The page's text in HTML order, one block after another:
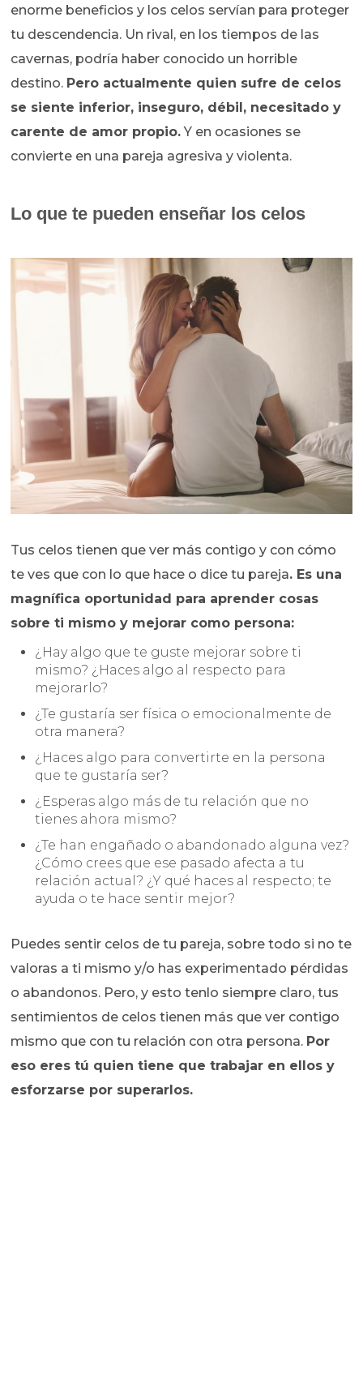
enorme beneficios y los celos servían para proteger
tu descendencia. Un rival, en los tiempos de las
cavernas, podría haber conocido un horrible
destino. Pero actualmente quien sufre de celos
se siente inferior, inseguro, débil, necesitado y
carente de amor propio.Y en ocasiones se
convierte en una pareja agresiva y violenta.
Lo que te pueden enseñar los celos
Tus celos tienen que ver más contigo y con cómo
te ves que con lo que hace o dice tu pareja. Es una
magnífica oportunidad para aprender cosas
sobre ti mismo y mejorar como persona:
¿Hay algo que te guste mejorar sobre ti
mismo? ¿Haces algo al respecto para
mejorarlo?
¿Te gustaría ser física o emocionalmente de
otra manera?
¿Haces algo para convertirte en la persona
que te gustaría ser?
¿Esperas algo más de tu relación que no
tienes ahora mismo?
¿Te han engañado o abandonado alguna vez?
¿Cómo crees que ese pasado afecta a tu
relación actual? ¿Y qué haces al respecto; te
ayuda o te hace sentir mejor?
Puedes sentir celos de tu pareja, sobre todo si no te
valoras a ti mismo y/o has experimentado pérdidas
o abandonos. Pero, y esto tenlo siempre claro, tus
sentimientos de celos tienen más que ver contigo
mismo que con tu relación con otra persona. Por
eso eres tú quien tiene que trabajar en ellos y
esforzarse por superarlos.